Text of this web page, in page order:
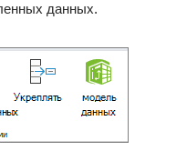
данных.